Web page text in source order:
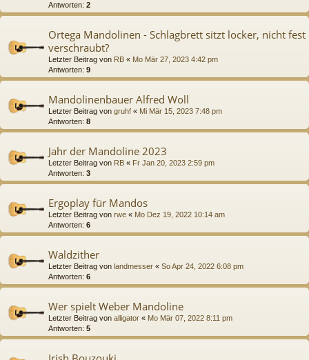
Antworten: 2
Ortega Mandolinen - Schlagbrett sitzt locker, nicht fest
verschraubt?
Letzter Beitrag von RB « Mo Mär 27, 2023 4:42 pm
Antworten: 9
Mandolinenbauer Alfred Woll
Letzter Beitrag von gruhf « Mi Mär 15, 2023 7:48 pm
Antworten: 8
Jahr der Mandoline 2023
Letzter Beitrag von RB « Fr Jan 20, 2023 2:59 pm
Antworten: 3
Ergoplay für Mandos
Letzter Beitrag von rwe « Mo Dez 19, 2022 10:14 am
Antworten: 6
Waldzither
Letzter Beitrag von landmesser « So Apr 24, 2022 6:08 pm
Antworten: 6
Wer spielt Weber Mandoline
Letzter Beitrag von alligator « Mo Mär 07, 2022 8:11 pm
Antworten: 5